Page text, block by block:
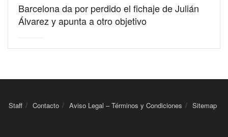
Barcelona da por perdido el fichaje de Julián
Álvarez y apunta a otro objetivo
Staff Contacto Aviso Legal – Términos y Condiciones Sitemap